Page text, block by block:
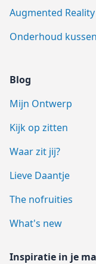
Augmented
Onderhoud
Blog
Mijn Ontwerp
Kijk op zitten
Waar zit jij?
Lieve Daantje
The nofruities
What's new
Inspiratie in je